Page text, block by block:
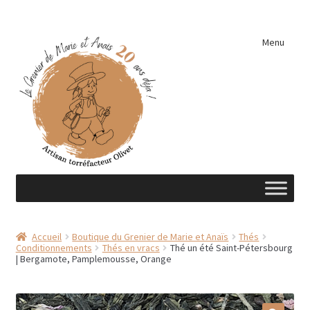
navigation
contenu
Menu
A découvrir …
Accueil Boutique du Grenier de Marie et Anaïs
Thés
Conditionnements
Thés en vracs
Thé un été Saint-Pétersbourg
| Bergamote, Pamplemousse, Orange